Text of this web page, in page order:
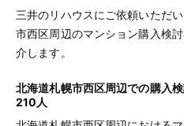
三井のリハウスにご依頼いただ
市西区周辺のマンション購入検
介します。
北海道札幌市西区周辺での購入
210人